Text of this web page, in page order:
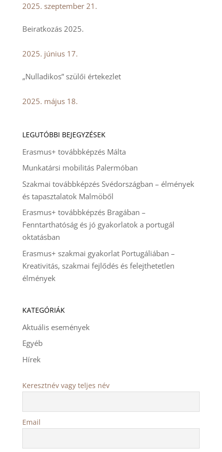
2025. szeptember 21.
Beiratkozás 2025.
2025. június 17.
„Nulladikos” szülői értekezlet
2025. május 18.
LEGUTÓBBI BEJEGYZÉSEK
Erasmus+ továbbképzés Málta
Munkatársi mobilitás Palermóban
Szakmai továbbképzés Svédországban – élmények
és tapasztalatok Malmöből
Erasmus+ továbbképzés Bragában –
Fenntarthatóság és jó gyakorlatok a portugál
oktatásban
Erasmus+ szakmai gyakorlat Portugáliában –
Kreativitás, szakmai fejlődés és felejthetetlen
élmények
KATEGÓRIÁK
Aktuális események
Egyéb
Hírek
Keresztnév vagy teljes név
Email